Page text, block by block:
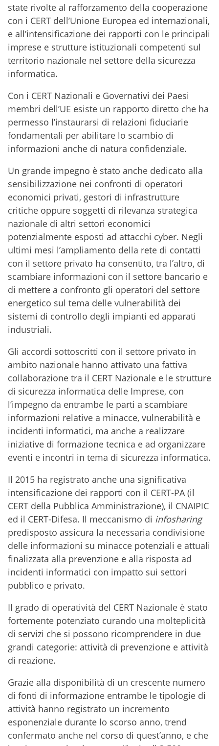
state rivolte al rafforzamento della cooperazione
con i CERT dell’Unione Europea ed internazionali,
e all’intensificazione dei rapporti con le principali
imprese e strutture istituzionali competenti sul
territorio nazionale nel settore della sicurezza
informatica.
Con i CERT Nazionali e Governativi dei Paesi
membri dell’UE esiste un rapporto diretto che ha
permesso l’instaurarsi di relazioni fiduciarie
fondamentali per abilitare lo scambio di
informazioni anche di natura confidenziale.
Un grande impegno è stato anche dedicato alla
sensibilizzazione nei confronti di operatori
economici privati, gestori di infrastrutture
critiche oppure soggetti di rilevanza strategica
nazionale di altri settori economici
potenzialmente esposti ad attacchi cyber. Negli
ultimi mesi l’ampliamento della rete di contatti
con il settore privato ha consentito, tra l’altro, di
scambiare informazioni con il settore bancario e
di mettere a confronto gli operatori del settore
energetico sul tema delle vulnerabilità dei
sistemi di controllo degli impianti ed apparati
industriali.
Gli accordi sottoscritti con il settore privato in
ambito nazionale hanno attivato una fattiva
collaborazione tra il CERT Nazionale e le strutture
di sicurezza informatica delle Imprese, con
l’impegno da entrambe le parti a scambiare
informazioni relative a minacce, vulnerabilità e
incidenti informatici, ma anche a realizzare
iniziative di formazione tecnica e ad organizzare
eventi e incontri in tema di sicurezza informatica.
Il 2015 ha registrato anche una significativa
intensificazione dei rapporti con il CERT-PA (il
CERT della Pubblica Amministrazione), il CNAIPIC
ed il CERT-Difesa. Il meccanismo di infosharing
predisposto assicura la necessaria condivisione
delle informazioni su minacce potenziali e attuali
finalizzata alla prevenzione e alla risposta ad
incidenti informatici con impatto sui settori
pubblico e privato.
Il grado di operatività del CERT Nazionale è stato
fortemente potenziato curando una molteplicità
di servizi che si possono ricomprendere in due
grandi categorie: attività di prevenzione e attività
di reazione.
Grazie alla disponibilità di un crescente numero
di fonti di informazione entrambe le tipologie di
attività hanno registrato un incremento
esponenziale durante lo scorso anno, trend
confermato anche nel corso di quest’anno, e che